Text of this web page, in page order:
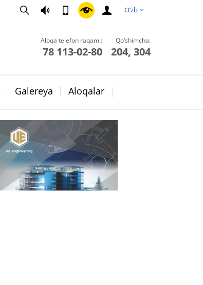
O’zb
Aloqa telefon raqami:
78 113-02-80
Qo‘shimcha:
204, 304
Galereya Aloqalar